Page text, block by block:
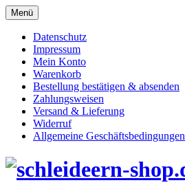
Menü
Datenschutz
Impressum
Mein Konto
Warenkorb
Bestellung bestätigen & absenden
Zahlungsweisen
Versand & Lieferung
Widerruf
Allgemeine Geschäftsbedingungen